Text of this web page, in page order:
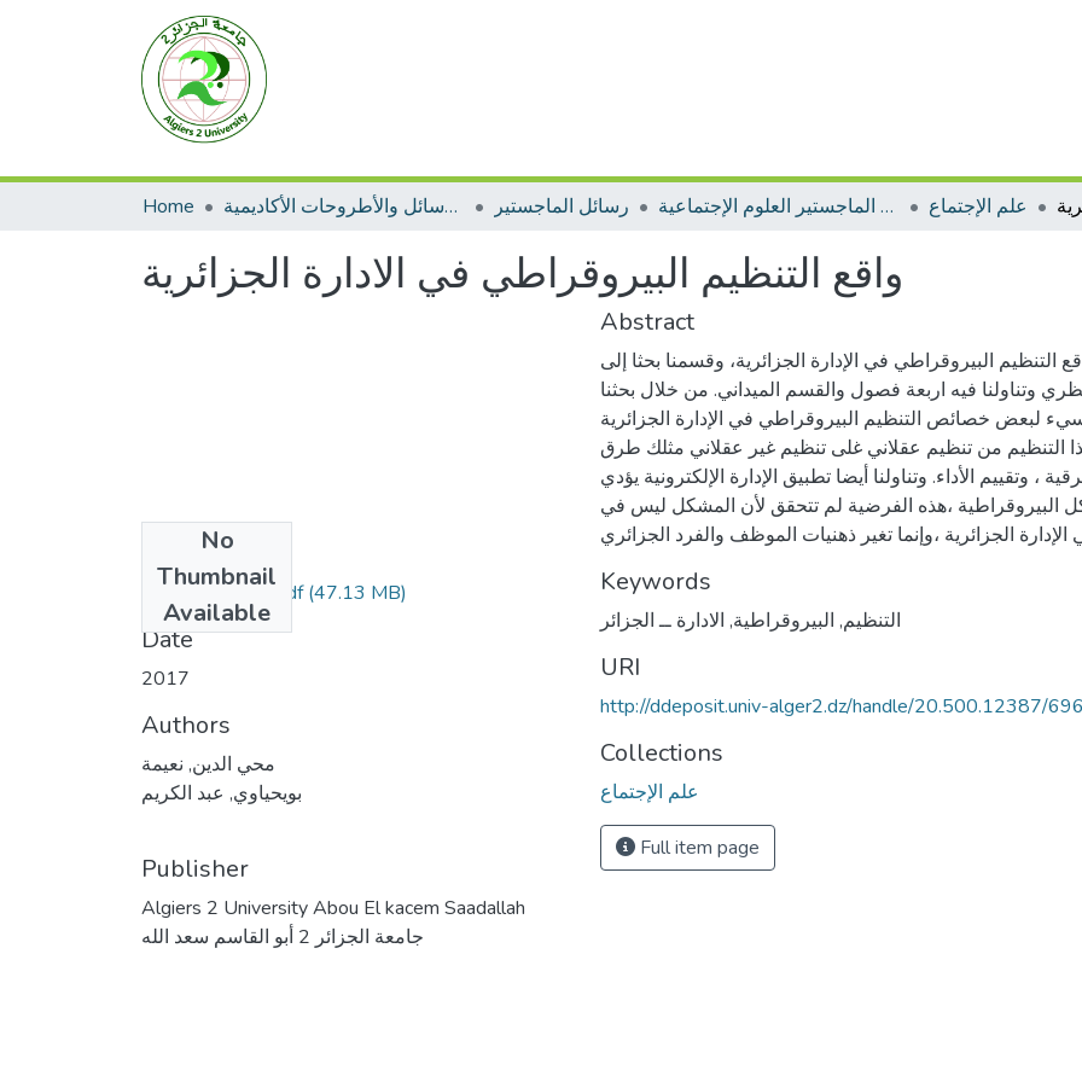
Home الرسائل والأطروحات الأكاديمية رسائل الماجستير رسائل الماجستير العلوم الإجتماعية علم الإجتماع
واقع التنظيم البيروقراطي في الادارة الجزائرية
No
Thumbnail
Available
محي الدين نعيمة.pdf(47.13 MB)
Date
2017
Authors
محي الدين, نعيمة
بويحياوي, عبد الكريم
Publisher
Algiers 2 University Abou El kacem Saadallah
جامعة الجزائر 2 أبو القاسم سعد الله
Abstract
التنظيم البيروقراطي في الإدارة الجزائرية، وقسمنا بحثا إلى
وتناولنا فيه اربعة فصول والقسم الميداني. من خلال بحثنا
لبعض خصائص التنظيم البيروقراطي في الإدارة الجزائرية
التنظيم من تنظيم عقلاني غلى تنظيم غير عقلاني مثلك طرق
، وتقييم الأداء. وتناولنا أيضا تطبيق الإدارة الإلكترونية يؤدي
البيروقراطية ،هذه الفرضية لم تتحقق لأن المشكل ليس في
Keywords
التنظيم, البيروقراطية, الادارة ــ الجزائر
URI
http://ddeposit.univ-alger2.dz/handle/20.500.12387/
Collections
علم الإجتماع
Full item page